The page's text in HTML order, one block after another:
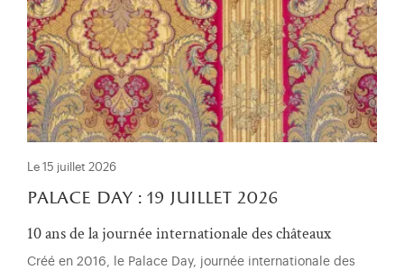
Le 15 juillet 2026
palace day : 19 juillet 2026
10 ans de la journée internationale des châteaux
Créé en 2016, le Palace Day, journée internationale des